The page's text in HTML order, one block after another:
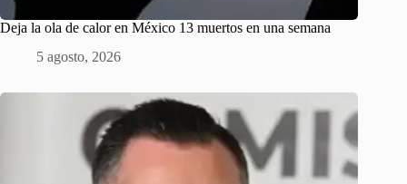
Deja la ola de calor en México 13 muertos en una semana
5 agosto, 2026